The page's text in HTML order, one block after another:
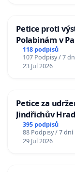
Petice proti
Polabinám v
118 podpisů
107 Podpisy / 7
23 Jul 2026
Petice za
Jindřichův
395 podpisů
88 Podpisy / 7 dní
29 Jul 2026